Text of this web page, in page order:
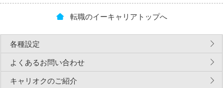
転職のイーキャリアトップへ
各種設定
よくあるお問い合わせ
キャリオクのご紹介